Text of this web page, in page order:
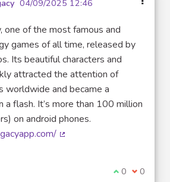
04/09/2025 12:46
one of the most famous and
games of all time, released by
Its beautiful characters and
attracted the attention of
worldwide and became a
a flash. It’s more than 100 million
on android phones.
Je suis
0 Je ne
0